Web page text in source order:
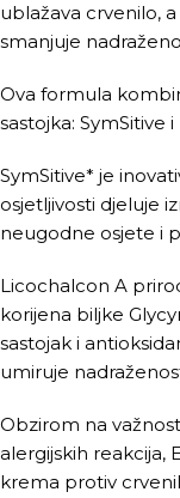
ublažava crvenilo,
smanjuje
Ova formula
sastojka: SymSitive
SymSitive* je
osjetljivosti djeluje
neugodne osjete i
Licochalcon A
korijena biljke
sastojak i
umiruje
Obzirom na
alergijskih reakcija,
krema protiv